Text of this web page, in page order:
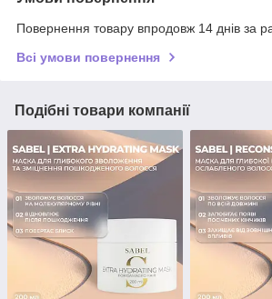
Повернення товару впродовж 14 днів за
Всі умови повернення
Подібні товари компанії